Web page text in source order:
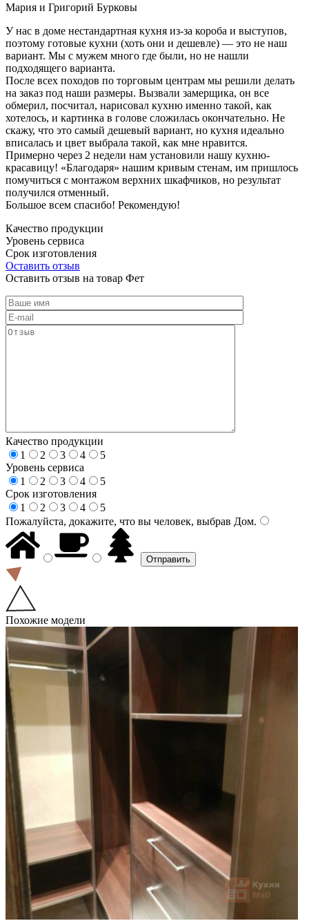
Мария и Григорий Бурковы
У нас в доме нестандартная кухня из-за короба и выступов,
поэтому готовые кухни (хоть они и дешевле) — это не наш
вариант. Мы с мужем много где были, но не нашли
подходящего варианта.
После всех походов по торговым центрам мы решили делать
на заказ под наши размеры. Вызвали замерщика, он все
обмерил, посчитал, нарисовал кухню именно такой, как
хотелось, и картинка в голове сложилась окончательно. Не
скажу, что это самый дешевый вариант, но кухня идеально
вписалась и цвет выбрала такой, как мне нравится.
Примерно через 2 недели нам установили нашу кухню-
красавицу! «Благодаря» нашим кривым стенам, им пришлось
помучиться с монтажом верхних шкафчиков, но результат
получился отменный.
Большое всем спасибо! Рекомендую!
Качество продукции
Уровень сервиса
Срок изготовления
Оставить отзыв
Оставить отзыв на товар Фет
Качество продукции
1
2 3 4
5
Уровень сервиса
1
2 3 4
5
Срок изготовления
1
2 3 4
5
Пожалуйста, докажите, что вы человек, выбрав Дом.
Похожие модели